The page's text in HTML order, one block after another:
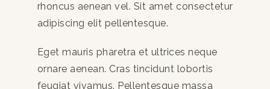
rhoncus aenean vel. Sit amet consectetur
adipiscing elit pellentesque.
Eget mauris pharetra et ultrices neque
ornare aenean. Cras tincidunt lobortis
feugiat vivamus. Pellentesque massa